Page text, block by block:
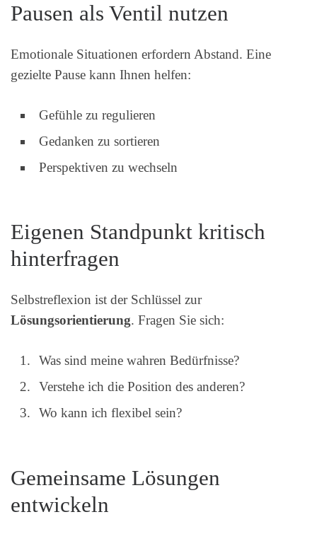
Pausen als Ventil nutzen
Emotionale Situationen erfordern Abstand. Eine
gezielte Pause kann Ihnen helfen:
Gefühle zu regulieren
Gedanken zu sortieren
Perspektiven zu wechseln
Eigenen Standpunkt kritisch
hinterfragen
Selbstreflexion ist der Schlüssel zur
Lösungsorientierung. Fragen Sie sich:
Was sind meine wahren Bedürfnisse?
Verstehe ich die Position des anderen?
Wo kann ich flexibel sein?
Gemeinsame Lösungen
entwickeln